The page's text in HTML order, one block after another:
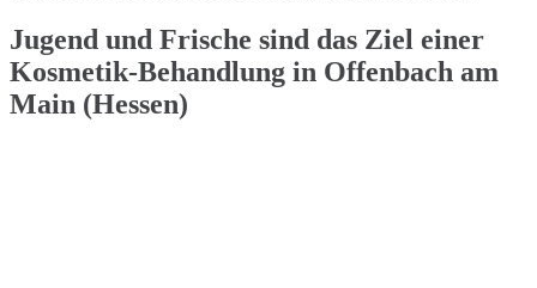
Jugend und Frische sind das Ziel einer
Kosmetik-Behandlung in Offenbach am
Main (Hessen)